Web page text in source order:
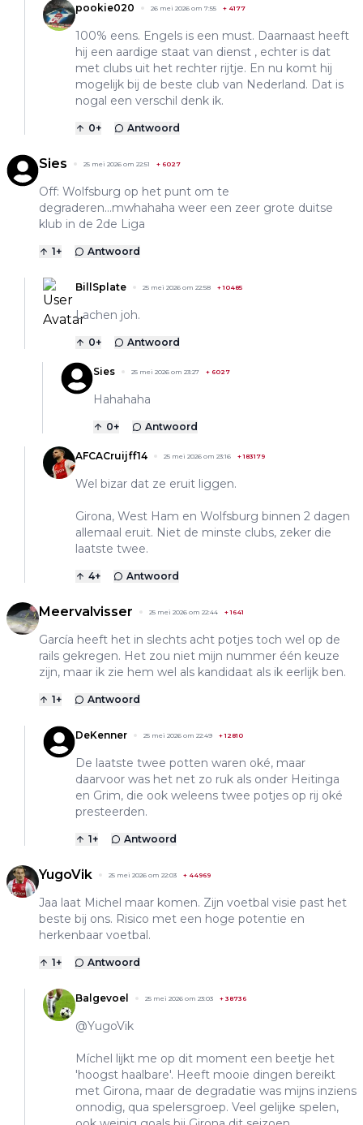
pookie020 26 mei 2026 om 7:55 + 4177
100% eens. Engels is een must. Daarnaast heeft
hij een aardige staat van dienst , echter is dat
met clubs uit het rechter rijtje. En nu komt hij
mogelijk bij de beste club van Nederland. Dat is
nogal een verschil denk ik.
0+ Antwoord
Sies 25 mei 2026 om 22:51 + 6027
Off: Wolfsburg op het punt om te
degraderen...mwhahaha weer een zeer grote duitse
klub in de 2de Liga
1+ Antwoord
BillSplate 25 mei 2026 om 22:58 +10485
Lachen joh.
0+ Antwoord
Sies 25 mei 2026 om 23:27 + 6027
Hahahaha
0+ Antwoord
AFCACruijff14 25 mei 2026 om 23:16 +183179
Wel bizar dat ze eruit liggen.
Girona, West Ham en Wolfsburg binnen 2 dagen
allemaal eruit. Niet de minste clubs, zeker die
laatste twee.
4+ Antwoord
Meervalvisser 25 mei 2026 om 22:44 +1641
García heeft het in slechts acht potjes toch wel op de
rails gekregen. Het zou niet mijn nummer één keuze
zijn, maar ik zie hem wel als kandidaat als ik eerlijk ben.
1+ Antwoord
DeKenner 25 mei 2026 om 22:49 +12810
De laatste twee potten waren oké, maar
daarvoor was het net zo ruk als onder Heitinga
en Grim, die ook weleens twee potjes op rij oké
presteerden.
1+ Antwoord
YugoVik 25 mei 2026 om 22:03 + 44969
Jaa laat Michel maar komen. Zijn voetbal visie past het
beste bij ons. Risico met een hoge potentie en
herkenbaar voetbal.
1+ Antwoord
Balgevoel 25 mei 2026 om 23:03 + 38736
@YugoVik
Míchel lijkt me op dit moment een beetje het
'hoogst haalbare'. Heeft mooie dingen bereikt
met Girona, maar de degradatie was mijns inziens
onnodig, qua spelersgroep. Veel gelijke spelen,